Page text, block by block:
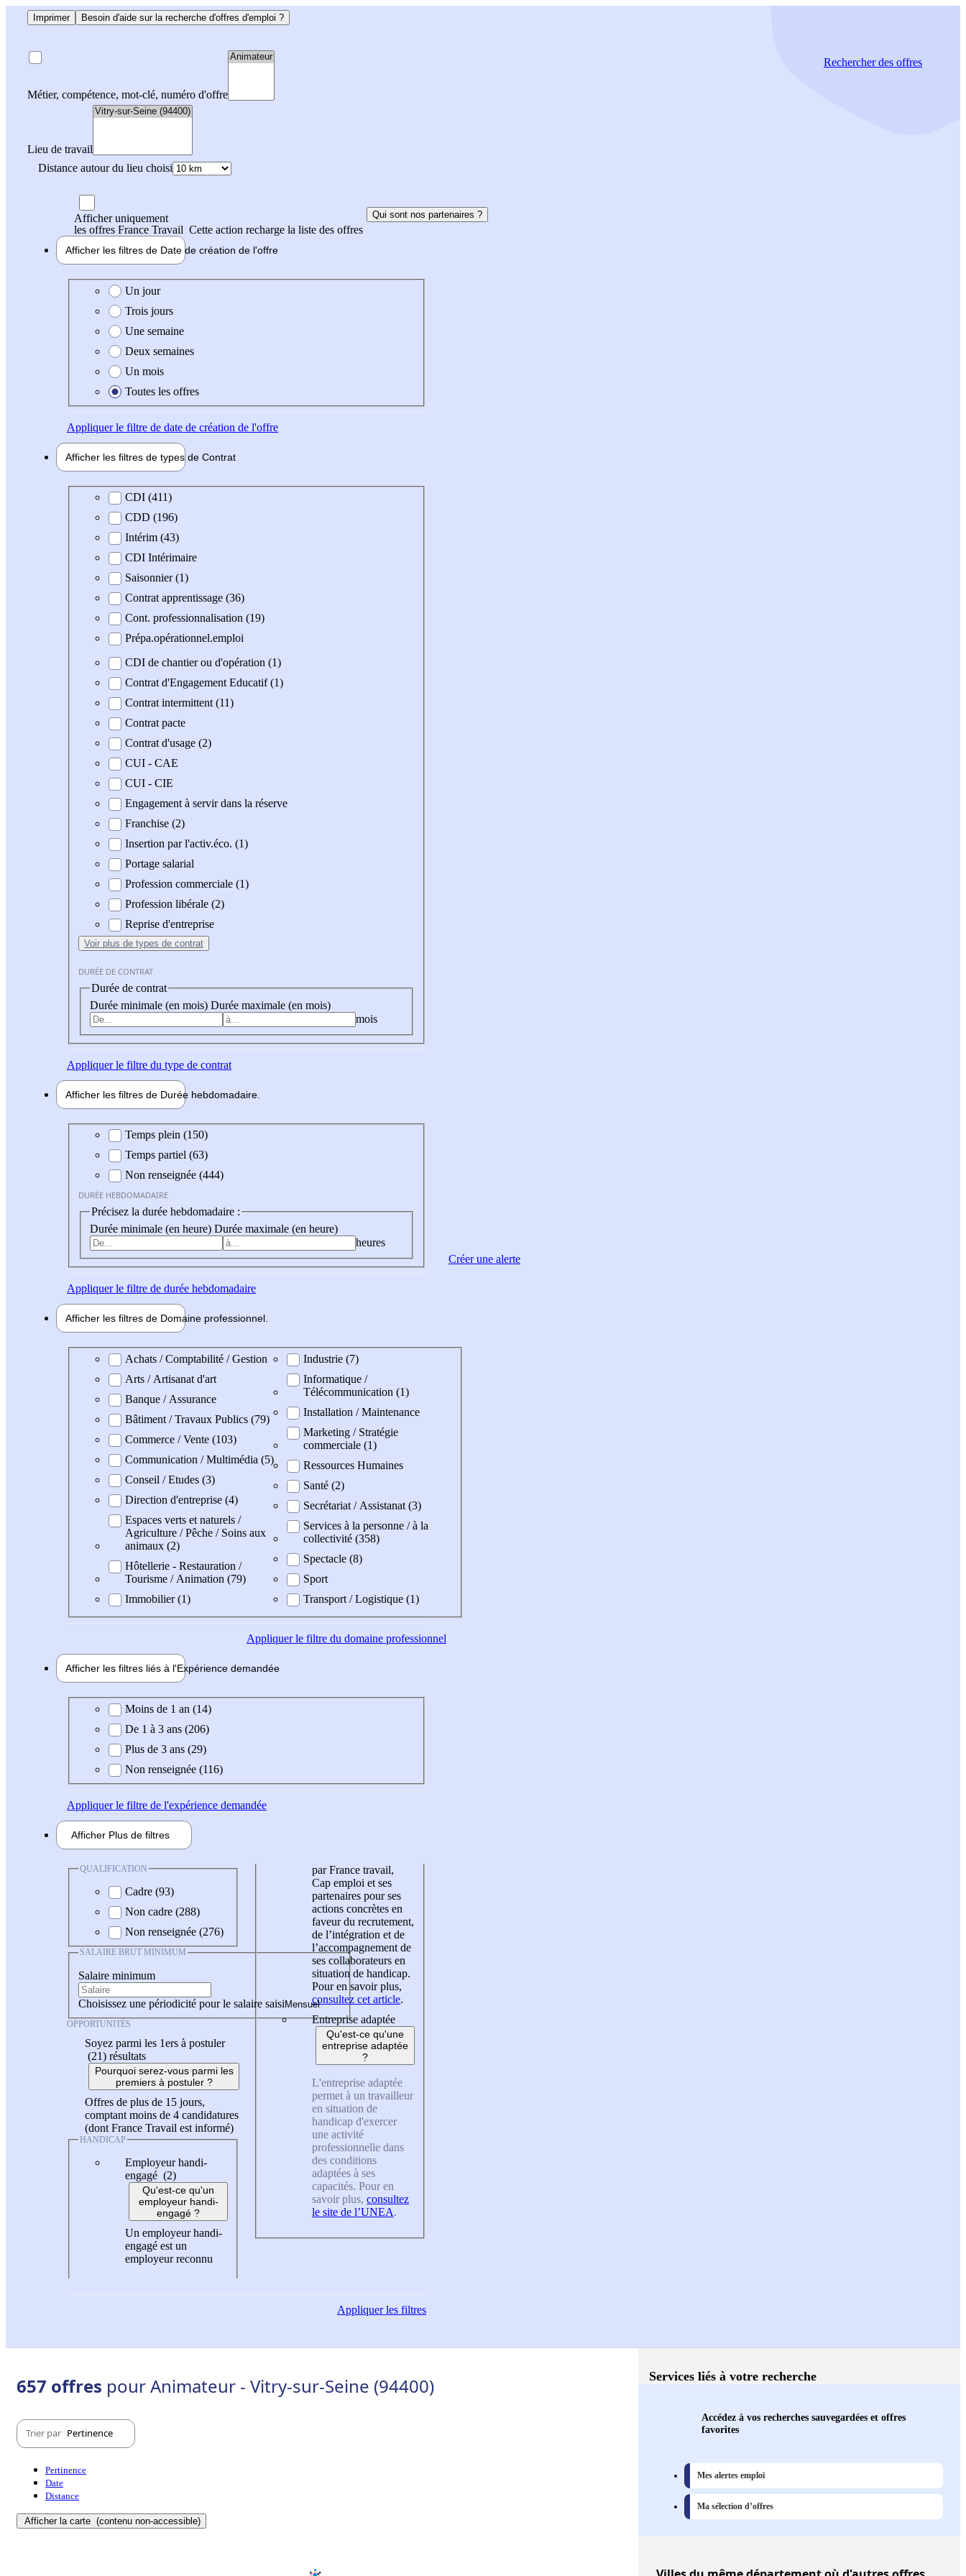
Imprimer Besoin d'aide sur la recherche d'offres d'emploi ?
Métier, compétence, mot-clé, numéro d'offre
Lieu de travail
Distance autour du lieu choisi
Rechercherdes offres
Afficher uniquement
les offres France Travail Cette action recharge la liste des offres
Qui sont nos partenaires ?
Afficher les filtres de Date de création de l'offre
Date de création de l'offre
Un jour
Trois jours
Une semaine
Deux semaines
Un mois
Toutes les offres
Appliquerle filtre de date de création de l'offre
Afficher les filtres de types de Contrat
Type de contratCDI (411)
CDD (196)
Intérim (43)
CDI Intérimaire
Saisonnier (1)
Contrat apprentissage (36)
Cont. professionnalisation (19)
Prépa.opérationnel.emploi
CDI de chantier ou d'opération (1)
Contrat d'Engagement Educatif (1)
Contrat intermittent (11)
Contrat pacte
Contrat d'usage (2)
CUI - CAE
CUI - CIE
Engagement à servir dans la réserve
Franchise (2)
Insertion par l'activ.éco. (1)
Portage salarial
Profession commerciale (1)
Profession libérale (2)
Reprise d'entreprise
Voir plus de types de contrat
DURÉE DE CONTRAT
Durée de contrat
Durée minimale (en mois) Durée maximale (en mois)
mois
Appliquerle filtre du type de contrat
Afficher les filtres de Durée hebdomadaire
Durée hebdomadaire
Temps plein (150)
Temps partiel (63)
Non renseignée (444)
DURÉE HEBDOMADAIRE
Précisez la durée hebdomadaire :
Durée minimale (en heure) Durée maximale (en heure)
heures
Appliquerle filtre de durée hebdomadaire
Afficher les filtres de Domaine professionnel
Domaine professionel
Achats / Comptabilité / Gestion
Arts / Artisanat d'art
Banque / Assurance
Bâtiment / Travaux Publics (79)
Commerce / Vente (103)
Communication / Multimédia (5)
Conseil / Etudes (3)
Direction d'entreprise (4)
Espaces verts et naturels /
Agriculture / Pêche / Soins aux
animaux (2)
Hôtellerie - Restauration /
Tourisme / Animation (79)
Immobilier (1)
Industrie (7)
Informatique /
Télécommunication (1)
Installation / Maintenance
Marketing / Stratégie
commerciale (1)
Ressources Humaines
Santé (2)
Secrétariat / Assistanat (3)
Services à la personne / à la
collectivité (358)
Spectacle (8)
Sport
Transport / Logistique (1)
Appliquerle filtre du domaine professionnel
Afficher les filtres liés à l'Expérience demandée
Expérience demandée
Moins de 1 an (14)
De 1 à 3 ans (206)
Plus de 3 ans (29)
Non renseignée (116)
Appliquerle filtre de l'expérience demandée
Afficher Plus de filtres
QUALIFICATION
Cadre (93)
Non cadre (288)
Non renseignée (276)
SALAIRE BRUT MINIMUM
Salaire minimum
Choisissez une périodicité pour le salaire saisi
OPPORTUNITÉS
Soyez parmi les 1ers à postuler
(21) résultats
Pourquoi serez-vous parmi les
premiers à postuler ?
Offres de plus de 15 jours,
comptant moins de 4 candidatures
(dont France Travail est informé)
HANDICAP
Employeur handi-
engagé (2)
Qu'est-ce qu'un
employeur handi-
engagé ?
Un employeur handi-
engagé est un
employeur reconnu
par France travail,
Cap emploi et ses
partenaires pour ses
actions concrètes en
faveur du recrutement,
de l’intégration et de
l’accompagnement de
ses collaborateurs en
situation de handicap.
Pour en savoir plus,
consultez cet article.
Entreprise adaptée
Qu'est-ce qu'une
entreprise adaptée
?
L'entreprise adaptée
permet à un travailleur
en situation de
handicap d'exercer
une activité
professionnelle dans
des conditions
adaptées à ses
capacités. Pour en
savoir plus, consultez
le site de l’UNEA.
Appliquerles filtres
Créer une alerte
657 offres pour Animateur - Vitry-sur-Seine (94400)
Trier par Pertinence
Pertinence
Date
Distance
Afficher la carte (contenu non-accessible)
Services liés à votre recherche
Accédez à vos recherches sauvegardées et offres
favorites
Mes alertes emploi
Ma sélection d’offres